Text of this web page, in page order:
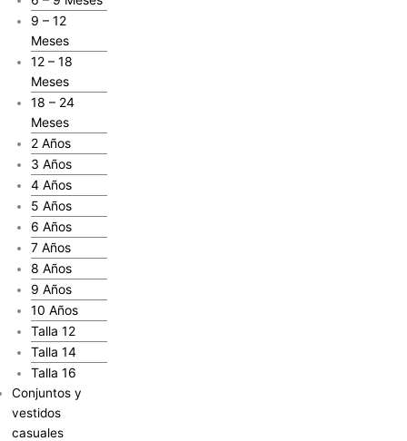
9 – 12
Meses
12 – 18
Meses
18 – 24
Meses
2 Años
3 Años
4 Años
5 Años
6 Años
7 Años
8 Años
9 Años
10 Años
Talla 12
Talla 14
Talla 16
Conjuntos y
vestidos
casuales